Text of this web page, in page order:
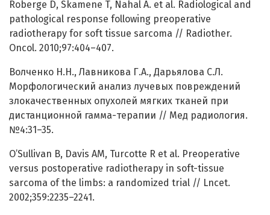
Roberge D, Skamene T, Nahal A. et al. Radiological and
pathological response following preoperative
radiotherapy for soft tissue sarcoma // Radiother.
Oncol. 2010;97:404–407.
Волченко Н.Н., Лавникова Г.А., Дарьялова С.Л.
Морфологический анализ лучевых повреждений
злокачественных опухолей мягких тканей при
дистанционной гамма-терапии // Мед радиология.
№4:31–35.
O’Sullivan B, Davis AМ, Turcotte R et al. Preoperative
versus postoperative radiotherapy in soft-tissue
sarcoma of the limbs: a randomized trial // Lncet.
2002;359:2235–2241.